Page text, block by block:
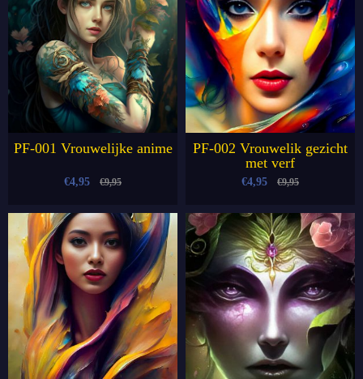
PF-001 Vrouwelijke anime
€4,95 €9,95
PF-002 Vrouwelik gezicht
met verf
€4,95 €9,95